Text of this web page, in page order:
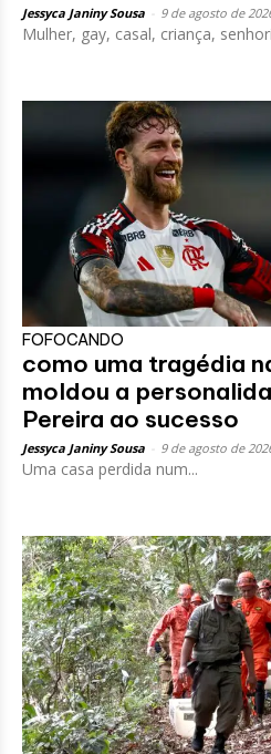
Jessyca Janiny Sousa 9 de agosto de
Mulher, gay, casal, criança,
FOFOCANDO
como uma tragédia
moldou a
Pereira ao sucesso
Jessyca Janiny Sousa 9 de agosto de
Uma casa perdida num...